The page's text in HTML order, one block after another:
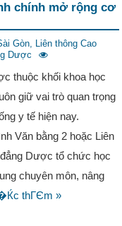
chính mở rộng cơ
Gòn, Liên thông Cao
Dược
thuộc khối khoa học
giữ vai trò quan trọng
y tế hiện nay.
Văn bằng 2 hoặc Liên
Dược tổ chức học
chuyên môn, nâng
thГЄm »